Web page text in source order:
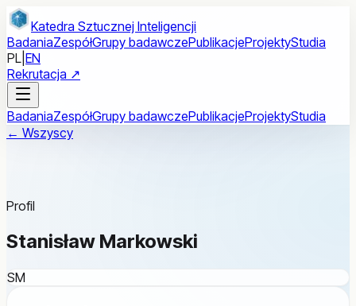
Przejdź do treści głównej
Katedra Sztucznej Inteligencji
BadaniaZespółGrupy badawczePublikacjeProjektyStudia
PL EN
Rekrutacja ↗
BadaniaZespółGrupy badawczePublikacjeProjektyStudia
← Wszyscy
Profil
Stanisław Markowski
SM